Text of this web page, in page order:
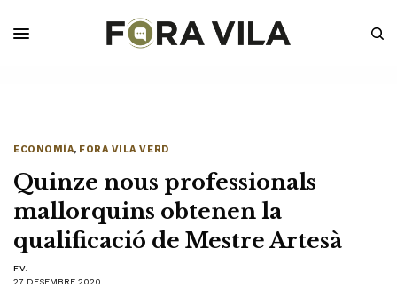
ECONOMÍA, FORA VILA VERD
Quinze nous professionals
mallorquins obtenen la
qualificació de Mestre Artesà
F.V.
27 DESEMBRE 2020